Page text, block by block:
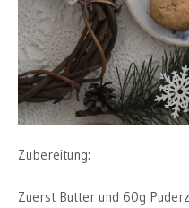
Zubereitung:
Zuerst Butter und 60g